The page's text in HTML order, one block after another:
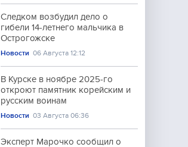
Следком возбудил дело о
гибели 14-летнего мальчика в
Острогожске
Новости 06 Августа 12:12
В Курске в ноябре 2025-го
откроют памятник корейским и
русским воинам
Новости 03 Августа 06:36
Эксперт Марочко сообщил о